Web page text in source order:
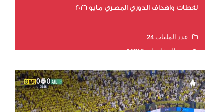
لقطات واهداف الدوري المصري مايو 2026
عدد الملفات 24
عدد المشاهدات 15210